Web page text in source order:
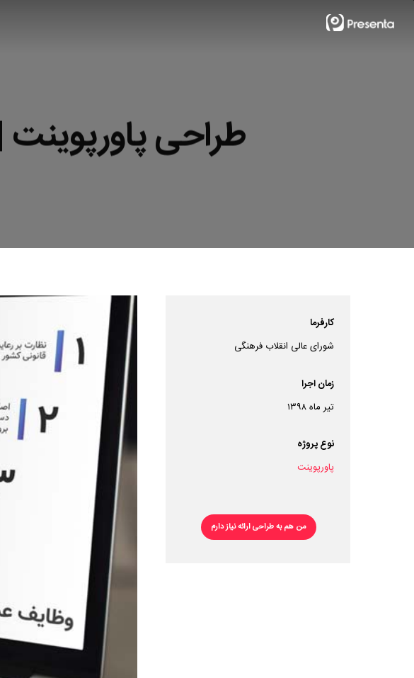
طراحی
کارفرما
شورای عالی انقلاب فرهنگی
زمان اجرا
تیر ماه ۱۳۹۸
نوع پروژه
پاورپوینت
من هم به طراحی ارائه نیاز دارم